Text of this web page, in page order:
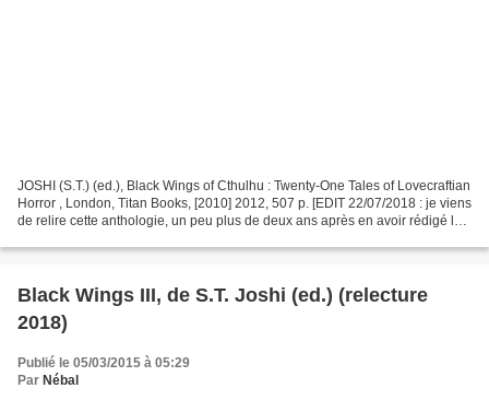
JOSHI (S.T.) (ed.), Black Wings of Cthulhu : Twenty-One Tales of Lovecraftian
Horror , London, Titan Books, [2010] 2012, 507 p. [EDIT 22/07/2018 : je viens
de relire cette anthologie, un peu plus de deux ans après en avoir rédigé la
Black Wings III, de S.T. Joshi (ed.) (relecture
2018)
Publié le 05/03/2015 à 05:29
Par Nébal